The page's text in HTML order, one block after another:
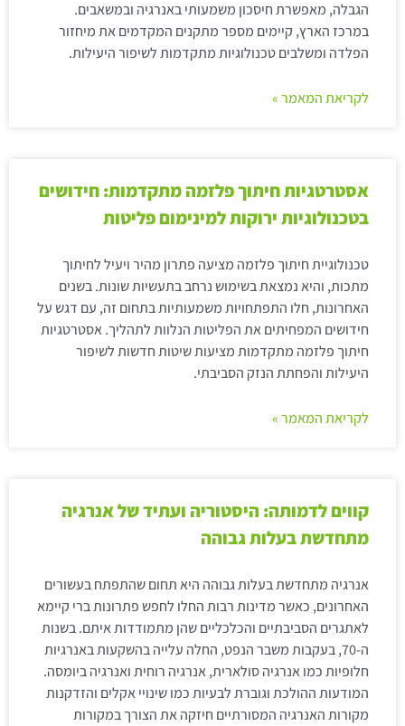
הגבלה, מאפשרת חיסכון משמעותי באנרגיה ובמשאבים.
במרכז הארץ, קיימים מספר מתקנים המקדמים את מיחזור
הפלדה ומשלבים טכנולוגיות מתקדמות לשיפור היעילות.
לקריאת המאמר »
אסטרטגיות חיתוך פלזמה מתקדמות: חידושים
בטכנולוגיות ירוקות למינימום פליטות
טכנולוגיית חיתוך פלזמה מציעה פתרון מהיר ויעיל לחיתוך
מתכות, והיא נמצאת בשימוש נרחב בתעשיות שונות. בשנים
האחרונות, חלו התפתחויות משמעותיות בתחום זה, עם דגש על
חידושים המפחיתים את הפליטות הנלוות לתהליך. אסטרטגיות
חיתוך פלזמה מתקדמות מציעות שיטות חדשות לשיפור
היעילות והפחתת הנזק הסביבתי.
לקריאת המאמר »
קווים לדמותה: היסטוריה ועתיד של אנרגיה
מתחדשת בעלות גבוהה
אנרגיה מתחדשת בעלות גבוהה היא תחום שהתפתח בעשורים
האחרונים, כאשר מדינות רבות החלו לחפש פתרונות ברי קיימא
לאתגרים הסביבתיים והכלכליים שהן מתמודדות איתם. בשנות
ה-70, בעקבות משבר הנפט, החלה עלייה בהשקעות באנרגיות
חלופיות כמו אנרגיה סולארית, אנרגיה רוחית ואנרגיה ביומסה.
המודעות ההולכת וגוברת לבעיות כמו שינויי אקלים והזדקנות
מקורות האנרגיה המסורתיים חיזקה את הצורך במקורות